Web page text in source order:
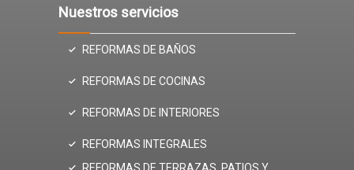
Nuestros servicios
REFORMAS DE BAÑOS
REFORMAS DE COCINAS
REFORMAS DE INTERIORES
REFORMAS INTEGRALES